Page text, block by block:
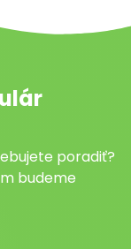
poradiť?
budeme